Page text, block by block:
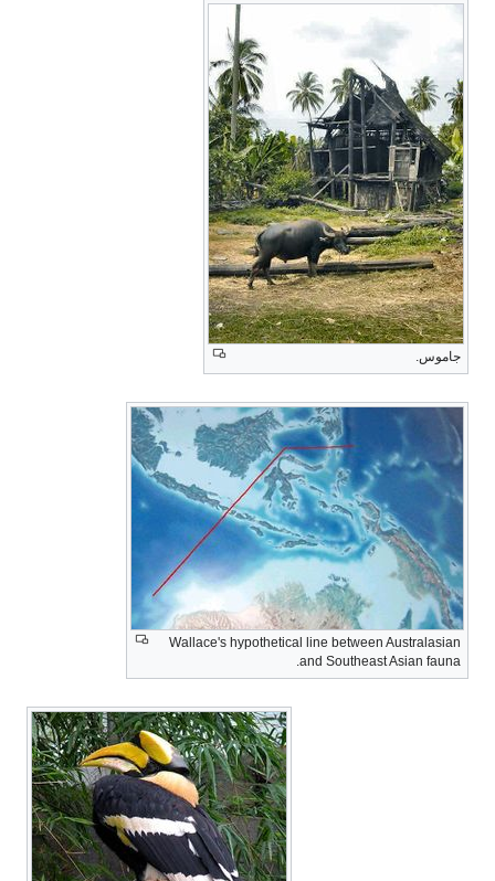
جاموس.
Wallace's hypothetical line between Australasian
and Southeast Asian fauna.